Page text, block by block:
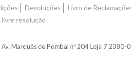
Devoluções Livro de
resolução
Marquês de Pombal nº 204 Loja 7 2380-